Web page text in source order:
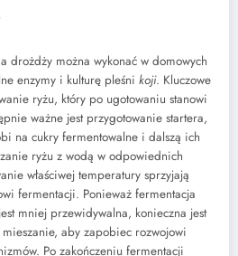
drożdży można wykonać w domowych
enzymy i kulturę pleśni koji. Kluczowe
ryżu, który po ugotowaniu stanowi
ważne jest przygotowanie startera,
na cukry fermentowalne i dalszą ich
ryżu z wodą w odpowiednich
właściwej temperatury sprzyjają
fermentacji. Ponieważ fermentacja
mniej przewidywalna, konieczna jest
aby zapobiec rozwojowi
Po zakończeniu fermentacji